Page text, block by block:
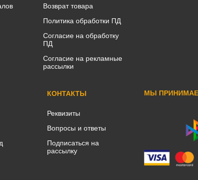
Возврат товара
Политика обработки ПД
Согласие на обработку
ПД
Согласие на рекламные
рассылки
КОНТАКТЫ
Реквизиты
Вопросы и ответы
Подписаться на
рассылку
МЫ